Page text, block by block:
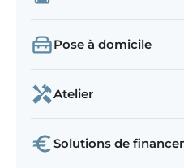
Pose à domicile
Atelier
Solutions de